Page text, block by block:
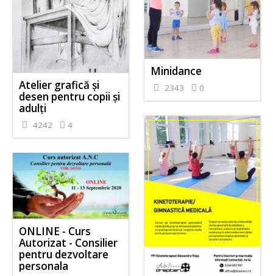
Atelier grafică și
desen pentru copii și
adulți
4242 4
Minidance
2343 0
ONLINE - Curs
Autorizat - Consilier
pentru dezvoltare
personala